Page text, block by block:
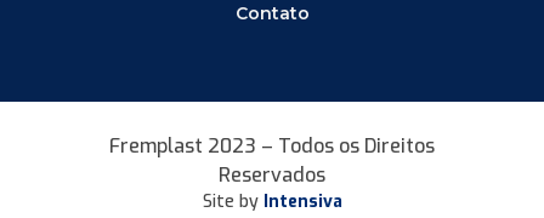
Contato
Fremplast 2023 – Todos os Direitos
Reservados
Site by Intensiva